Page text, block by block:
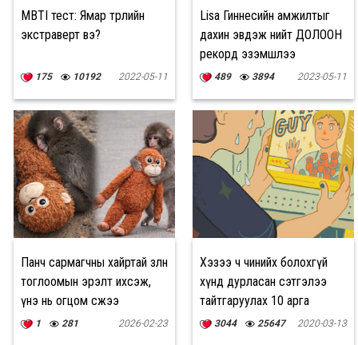
MBTI тест: Ямар төрлийн
экстраверт вэ?
175 10192 2022-05-11
Lisa Гиннесийн амжилтыг
дахин эвдэж нийт ДОЛООН
рекорд эзэмшлээ
489 3894 2023-05-11
Панч сармагчны хайртай зөөлөн
тоглоомын эрэлт ихсэж,
үнэ нь огцом өсжээ
1 281 2026-02-23
Хэзээ ч чинийх болохгүй
хүнд дурласан сэтгэлээ
тайтгаруулах 10 арга
3044 25647 2020-03-13